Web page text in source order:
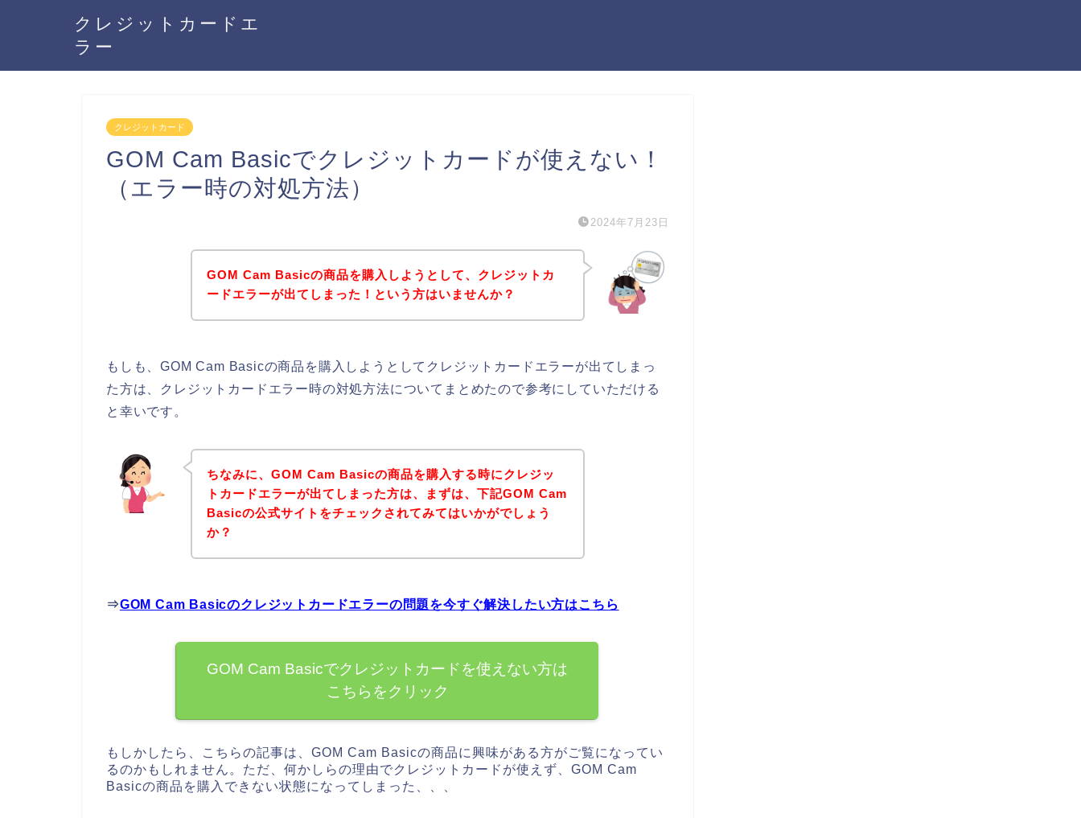
クレジットカードエ
ラー
クレジットカード
GOM Cam Basicでクレジットカードが使えない！
（エラー時の対処方法）
2024年7月23日
GOM Cam Basicの商品を購入しようとして、クレジットカ
ードエラーが出てしまった！という方はいませんか？
もしも、GOM Cam Basicの商品を購入しようとしてクレジットカードエラーが出てしまっ
た方は、クレジットカードエラー時の対処方法についてまとめたので参考にしていただける
と幸いです。
ちなみに、GOM Cam Basicの商品を購入する時にクレジッ
トカードエラーが出てしまった方は、まずは、下記GOM Cam
Basicの公式サイトをチェックされてみてはいかがでしょう
か？
⇒GOM Cam Basicのクレジットカードエラーの問題を今すぐ解決したい方はこちら
GOM Cam Basicでクレジットカードを使えない方は
こちらをクリック
もしかしたら、こちらの記事は、GOM Cam Basicの商品に興味がある方がご覧になってい
るのかもしれません。ただ、何かしらの理由でクレジットカードが使えず、GOM Cam
Basicの商品を購入できない状態になってしまった、、、